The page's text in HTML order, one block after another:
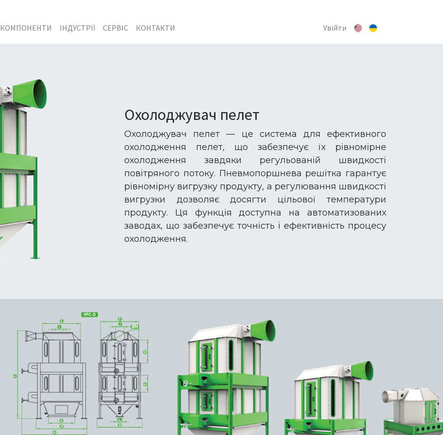
КОМПОНЕНТИ ІНДУСТРІЇ СЕРВІС КОНТАКТИ Увійти
Охолоджувач пелет
Охолоджувач пелет — це система для ефективного
охолодження пелет, що забезпечує їх рівномірне
охолодження завдяки регульованій швидкості
повітряного потоку. Пневмопоршнева решітка гарантує
рівномірну вигрузку продукту, а регулювання швидкості
вигрузки дозволяє досягти цільової температури
продукту. Ця функція доступна на автоматизованих
заводах, що забезпечує точність і ефективність процесу
охолодження.